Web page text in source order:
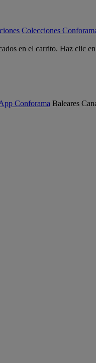
Colecciones
en el carrito. Haz clic
Conforama Baleares